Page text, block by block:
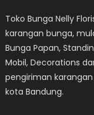
Toko Bunga Nelly
karangan bunga,
Bunga Papan,
Mobil, Decorations
pengiriman
kota Bandung.